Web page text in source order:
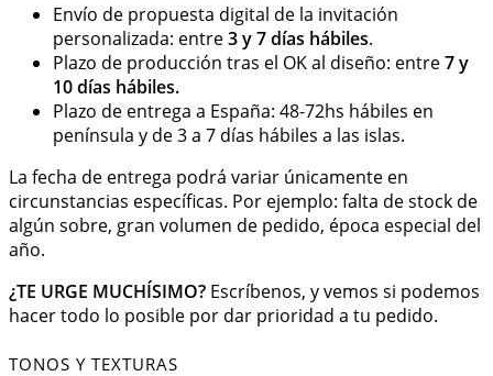
Envío de propuesta digital de la invitación
personalizada: entre3 y 7 días hábiles.
Plazo de producción tras el OK al diseño: entre7 y
10 días hábiles.
Plazo de entrega a España: 48-72hs hábiles en
península y de 3 a 7 días hábiles a las islas.
La fecha de entrega podrá variar únicamente en
circunstancias específicas. Por ejemplo: falta de stock de
algún sobre, gran volumen de pedido, época especial del
año.
¿TE URGE MUCHÍSIMO? Escríbenos, y vemos si podemos
hacer todo lo posible por dar prioridad a tu pedido.
TONOS Y TEXTURAS